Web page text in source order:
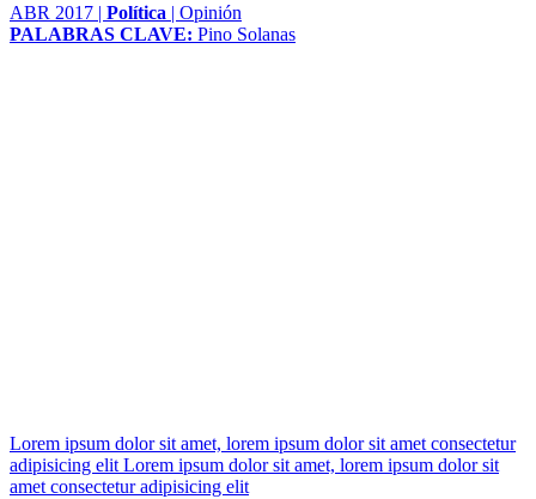
ABR 2017 | Política | Opinión
PALABRAS CLAVE: Pino Solanas
Lorem ipsum dolor sit amet, lorem ipsum dolor sit amet consectetur
adipisicing elit Lorem ipsum dolor sit amet, lorem ipsum dolor sit
amet consectetur adipisicing elit